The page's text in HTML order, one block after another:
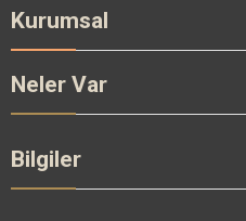
Kurumsal
Neler Var
Bilgiler